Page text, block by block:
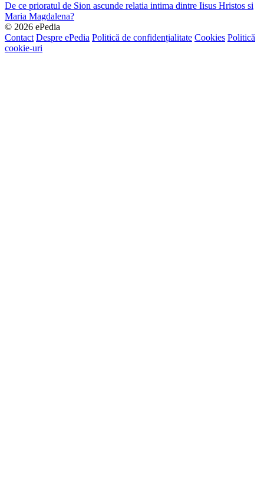
De ce prioratul de Sion ascunde relatia intima dintre Iisus Hristos si
Maria Magdalena?
© 2026 ePedia
Contact Despre ePedia Politică de confidențialitate Cookies Politică
cookie-uri